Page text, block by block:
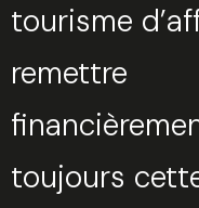
tourisme
remettre
toujours